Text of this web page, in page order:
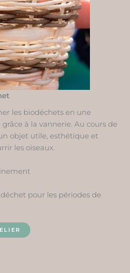
les biodéchets en une
à la vannerie. Au cours de
objet utile, esthétique et
les oiseaux.
pour les périodes de